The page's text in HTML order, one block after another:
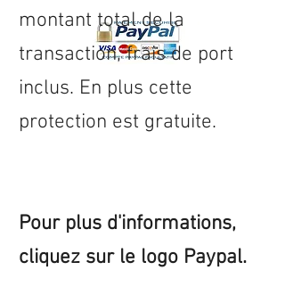
montant total de la
transaction, frais de port
inclus. En plus cette
protection est gratuite.
Pour plus d'informations,
cliquez sur le logo Paypal.